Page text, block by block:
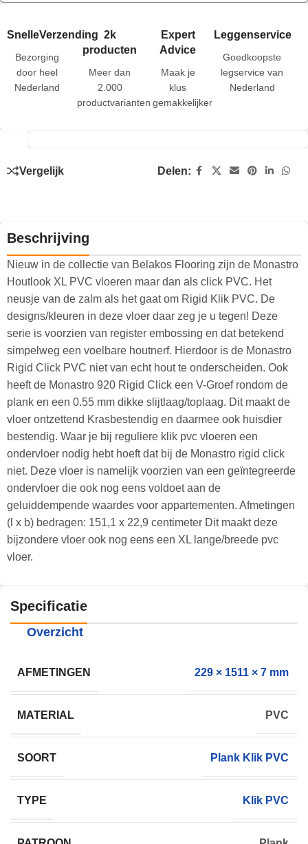
SnelleVerzending
Bezorging
door heel
Nederland
2k
producten
Meer dan
2.000
productvarianten
Expert
Advice
Maak je
klus
gemakkelijker
Leggenservice
Goedkoopste
legservice van
Nederland
Vergelijk Delen:
Beschrijving
Nieuw in de collectie van Belakos Flooring zijn de Monastro
Houtlook XL PVC vloeren maar dan als click PVC. Het
neusje van de zalm als het gaat om Rigid Klik PVC. De
designs/kleuren in deze vloer daar zeg je u tegen! Deze
serie is voorzien van register embossing en dat betekend
simpelweg een voelbare houtnerf. Hierdoor is de Monastro
Rigid Click PVC niet van echt hout te onderscheiden. Ook
heeft de Monastro 920 Rigid Click een V-Groef rondom de
plank en een 0.55 mm dikke slijtlaag/toplaag. Dit maakt de
vloer ontzettend Krasbestendig en daarmee ook huisdier
bestendig. Waar je bij reguliere klik pvc vloeren een
ondervloer nodig hebt hoeft dat bij de Monastro rigid click
niet. Deze vloer is namelijk voorzien van een geïntegreerde
ondervloer die ook nog eens voldoet aan de
geluiddempende waardes voor appartementen. Afmetingen
(l x b) bedragen: 151,1 x 22,9 centimeter Dit maakt deze
bijzondere vloer ook nog eens een XL lange/breede pvc
vloer.
Specificatie
Overzicht
AFMETINGEN 229 × 1511 × 7 mm
MATERIAL PVC
SOORT Plank Klik PVC
TYPE Klik PVC